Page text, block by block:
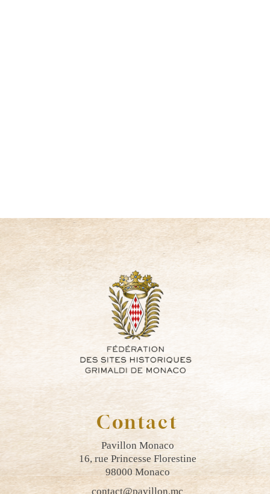
Contact
Pavillon Monaco
16, rue Princesse Florestine
98000 Monaco
contact@pavillon.mc